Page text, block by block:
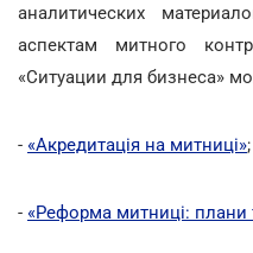
аналитических
аспектам митного
«Ситуации для бизнеса»
- «Акредитація на митниці»;
- «Реформа митниці: плани